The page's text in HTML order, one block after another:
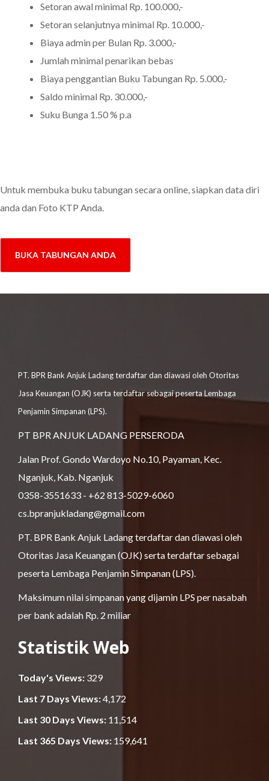
Setoran awal minimal Rp. 100.000,-
Setoran selanjutnya minimal Rp. 10.000,-
Biaya admin per Bulan Rp. 3.000,-
Jumlah minimal penarikan bebas
Biaya penggantian Buku Tabungan Rp. 5.000,-
Saldo minimal Rp. 30.000,-
Suku Bunga 1.50 % p.a
Untuk membuka buku tabungan secara online, siapkan data diri
anda dan Foto KTP Anda.
BUKA TABUNGAN ANDA
PT. BPR Bank Anjuk Ladang terdaftar dan diawasi oleh Otoritas
Jasa Keuangan (OJK) serta terdaftar sebagai peserta Lembaga
Penjamin Simpanan (LPS).
PT BPR ANJUK LADANG PERSERODA
Jalan Prof. Gondo Wardoyo No.10, Payaman, Kec.
Nganjuk, Kab. Nganjuk
0358-3551633 - +62 813-5029-6060
cs.bpranjukladang@gmail.com
PT. BPR Bank Anjuk Ladang terdaftar dan diawasi oleh
Otoritas Jasa Keuangan (OJK) serta terdaftar sebagai
peserta Lembaga Penjamin Simpanan (LPS).
Maksimum nilai simpanan yang dijamin LPS per nasabah
per bank adalah Rp. 2 miliar
Statistik Web
Today's Views: 329
Last 7 Days Views:4,172
Last 30 Days Views: 11,514
Last 365 Days Views: 159,641